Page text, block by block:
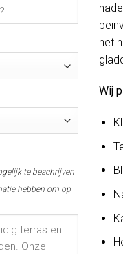
te beschrijven
hebben om op
het
Wij